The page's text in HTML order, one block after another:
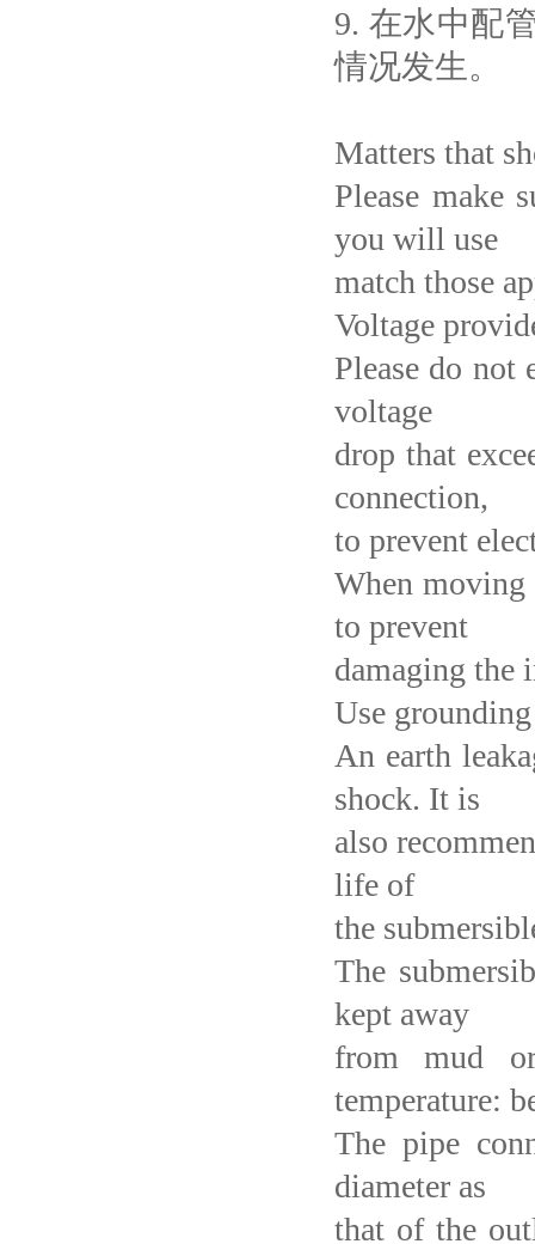
9. 在水中配
情况发生。
Matters that
Please make
you will use
match those
Voltage
Please do not
voltage
drop that
connection,
to prevent
When moving
to prevent
damaging the
Use
An earth
shock. It is
also
life of
the
The
kept away
from mud
temperature:
The pipe
diameter as
that of the